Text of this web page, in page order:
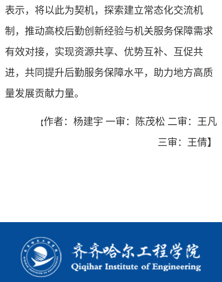
表示，将以此为契机，探索建立常态化交流机
制，推动高校后勤创新经验与机关服务保障需求
有效对接，实现资源共享、优势互补、互促共
进，共同提升后勤服务保障水平，助力地方高质
量发展贡献力量。
【作者：杨建宇 一审：陈茂松 二审：王凡
三审：王倩】